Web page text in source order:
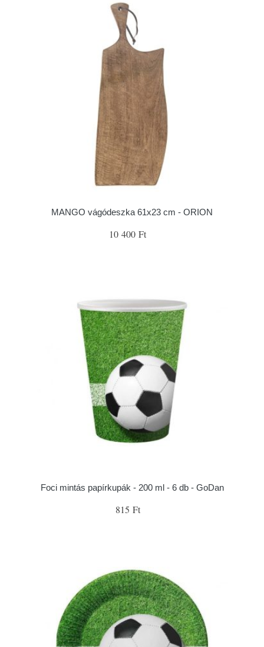
MANGO vágódeszka 61x23 cm - ORION
10 400 Ft
Foci mintás papírkupák - 200 ml - 6 db - GoDan
815 Ft